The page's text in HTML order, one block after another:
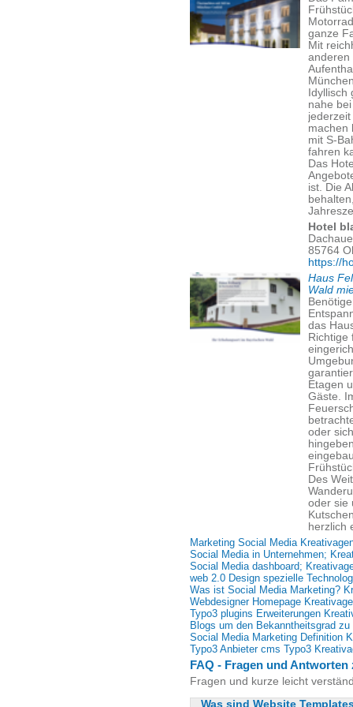
ganze
Mit
anderen
nahe
machen
mit S-
fahren
Das
ist. Die
Hotel
85764
https://
Haus
Wald
das
Richtige
Etagen
Gäste.
oder
Des
oder sie
herzlich
Marketing Social Media
Social Media in Unternehmen;
Social Media dashboard;
web 2.0 Design spezielle
Was ist Social Media Marketing?
Webdesigner Homepage
Typo3 plugins Erweiterungen
Blogs um den Bekanntheitsgrad zu
Social Media Marketing Definition
Typo3 Anbieter cms Typo3
FAQ - Fragen und Antworten
Fragen und kurze leicht
Was sind Website